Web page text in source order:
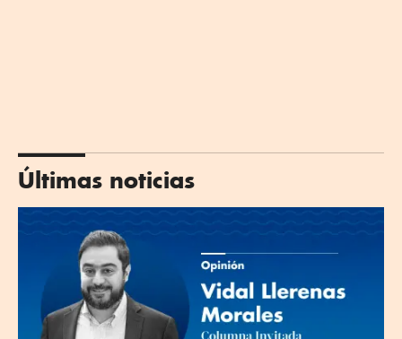
Últimas noticias